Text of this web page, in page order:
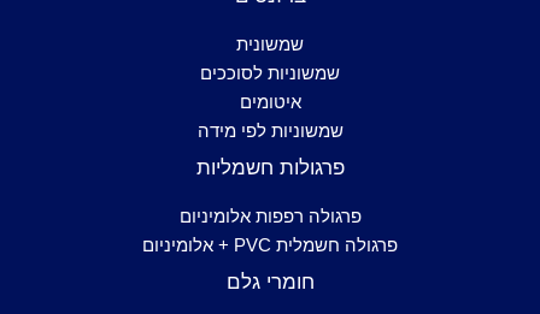
שמשונית
שמשוניות לסוככים
איטומים
שמשוניות לפי מידה
פרגולות חשמליות
פרגולה רפפות אלומיניום
פרגולה חשמלית PVC + אלומיניום
חומרי גלם